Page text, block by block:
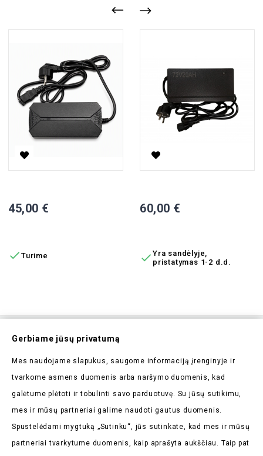
Kaina
45,00 €
 Turime
Kaina
60,00 €
 Yra sandėlyje,
pristatymas 1-2 d.d.
Prenumeruokite Mūsų
Naujienlaiškį
Pirmieji sužinokite apie mūsų naujienas bei taikomas
Gerbiame jūsų privatumą
Mes naudojame slapukus, saugome informaciją įrenginyje ir
tvarkome asmens duomenis arba naršymo duomenis, kad
galėtume plėtoti ir tobulinti savo parduotuvę. Su jūsų sutikimu,
mes ir mūsų partneriai galime naudoti gautus duomenis.
Spustelėdami mygtuką „Sutinku“, jūs sutinkate, kad mes ir mūsų
partneriai tvarkytume duomenis, kaip aprašyta aukščiau. Taip pat